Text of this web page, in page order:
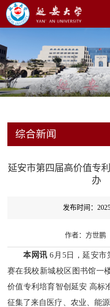
综合新闻
延安市第四届高价值专
办
发布时间：
作者：方世
本网讯 6月 5日，延安市
赛在我校新城校区图书馆一
价值专利培育智创延安 高标
征集了来自医疗、农业、能